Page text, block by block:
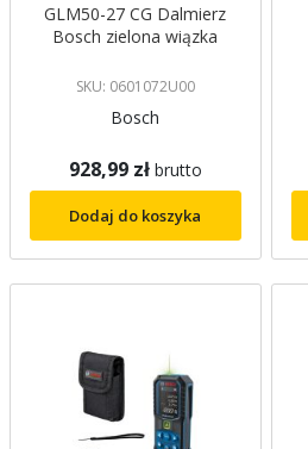
GLM50-27 CG Dalmierz
Bosch zielona wiązka
SKU: 0601072U00
Bosch
928,99 zł brutto
Dodaj do koszyka